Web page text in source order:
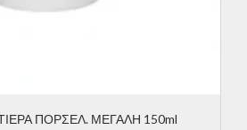
ΠΟΡΣΕΛ. ΜΕΓΑΛΗ 150ml